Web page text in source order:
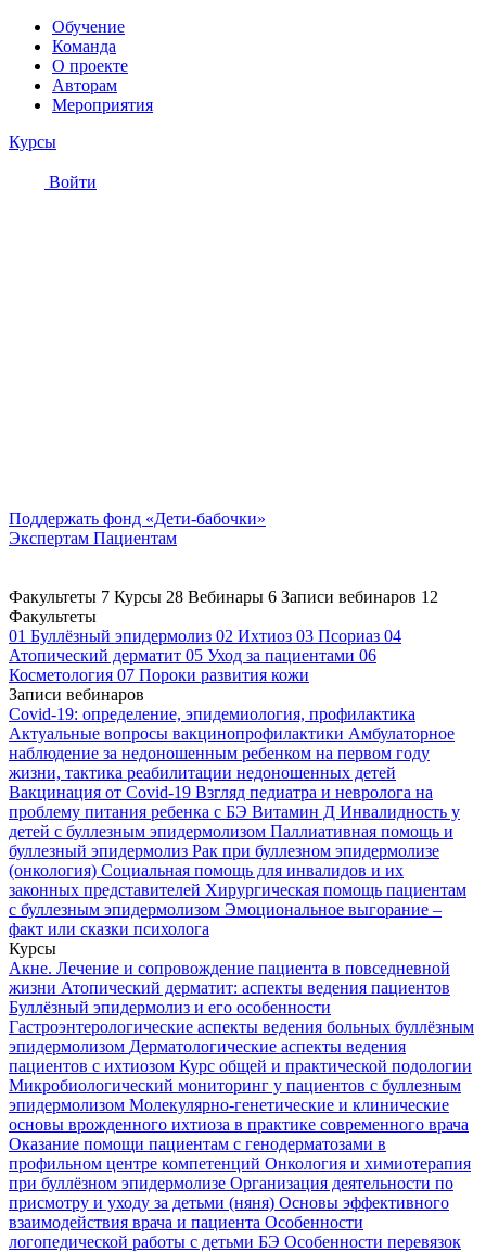
Обучение
Команда
О проекте
Авторам
Мероприятия
Курсы
Войти
Поддержать фонд «Дети-бабочки»
Экспертам Пациентам
Факультеты 7 Курсы 28 Вебинары 6 Записи вебинаров 12
Факультеты
01 Буллёзный эпидермолиз 02 Ихтиоз 03 Псориаз 04
Атопический дерматит 05 Уход за пациентами 06
Косметология 07 Пороки развития кожи
Записи вебинаров
Covid-19: определение, эпидемиология, профилактика
Актуальные вопросы вакцинопрофилактики Амбулаторное
наблюдение за недоношенным ребенком на первом году
жизни, тактика реабилитации недоношенных детей
Вакцинация от Covid-19 Взгляд педиатра и невролога на
проблему питания ребенка с БЭ Витамин Д Инвалидность у
детей с буллезным эпидермолизом Паллиативная помощь и
буллезный эпидермолиз Рак при буллезном эпидермолизе
(онкология) Социальная помощь для инвалидов и их
законных представителей Хирургическая помощь пациентам
с буллезным эпидермолизом Эмоциональное выгорание –
факт или сказки психолога
Курсы
Акне. Лечение и сопровождение пациента в повседневной
жизни Атопический дерматит: аспекты ведения пациентов
Буллёзный эпидермолиз и его особенности
Гастроэнтерологические аспекты ведения больных буллёзным
эпидермолизом Дерматологические аспекты ведения
пациентов с ихтиозом Курс общей и практической подологии
Микробиологический мониторинг у пациентов с буллезным
эпидермолизом Молекулярно-генетические и клинические
основы врожденного ихтиоза в практике современного врача
Оказание помощи пациентам с генодерматозами в
профильном центре компетенций Онкология и химиотерапия
при буллёзном эпидермолизе Организация деятельности по
присмотру и уходу за детьми (няня) Основы эффективного
взаимодействия врача и пациента Особенности
логопедической работы с детьми БЭ Особенности перевязок